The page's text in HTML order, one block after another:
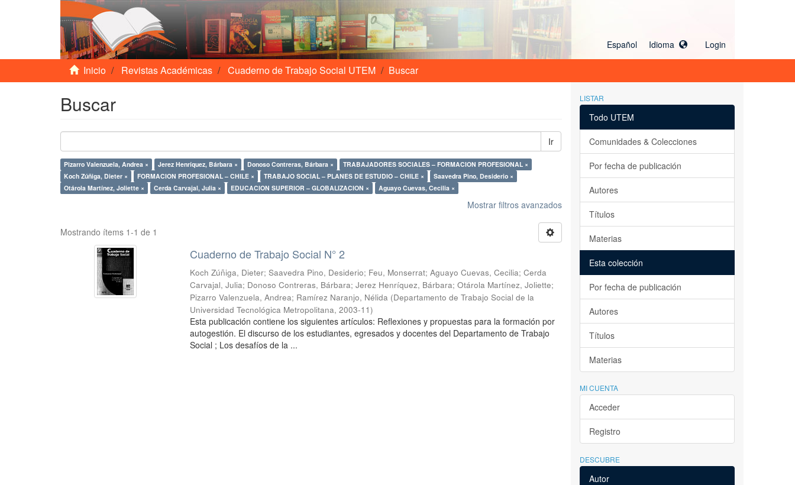
Español Idioma Login
Inicio Revistas Académicas Cuaderno de Trabajo Social UTEM Buscar
Buscar
Ir
Pizarro Valenzuela, Andrea × Jerez Henríquez, Bárbara × Donoso Contreras, Bárbara ×
TRABAJADORES SOCIALES – FORMACION PROFESIONAL ×
Koch Zúñiga, Dieter ×
FORMACION PROFESIONAL – CHILE × TRABAJO SOCIAL – PLANES DE ESTUDIO – CHILE ×
Saavedra Pino, Desiderio ×
Otárola Martínez, Joliette ×
Cerda Carvajal, Julia × EDUCACION SUPERIOR – GLOBALIZACION × Aguayo Cuevas, Cecilia ×
Mostrar filtros avanzados
Mostrando ítems 1-1 de 1
Cuaderno de Trabajo Social N° 2
Koch Zúñiga, Dieter;Saavedra Pino, Desiderio; Feu, Monserrat;Aguayo Cuevas, Cecilia;Cerda
Carvajal, Julia; Donoso Contreras, Bárbara;Jerez Henríquez, Bárbara;Otárola Martínez, Joliette;
Pizarro Valenzuela, Andrea; Ramírez Naranjo, Nélida (Departamento de Trabajo Social de la
Universidad Tecnológica Metropolitana,2003-11)
Esta publicación contiene los siguientes artículos: Reflexiones y propuestas para la formación por
autogestión. El discurso de los estudiantes, egresados y docentes del Departamento de Trabajo
Social ; Los desafíos de la ...
LISTAR
Todo UTEM
Comunidades & Colecciones
Por fecha de publicación
Autores
Títulos
Materias
Esta colección
Por fecha de publicación
Autores
Títulos
Materias
MI CUENTA
Acceder
Registro
DESCUBRE
Autor